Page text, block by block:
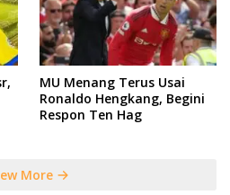
MU Menang Terus Usai
Ronaldo Hengkang, Begini
Respon Ten Hag
More